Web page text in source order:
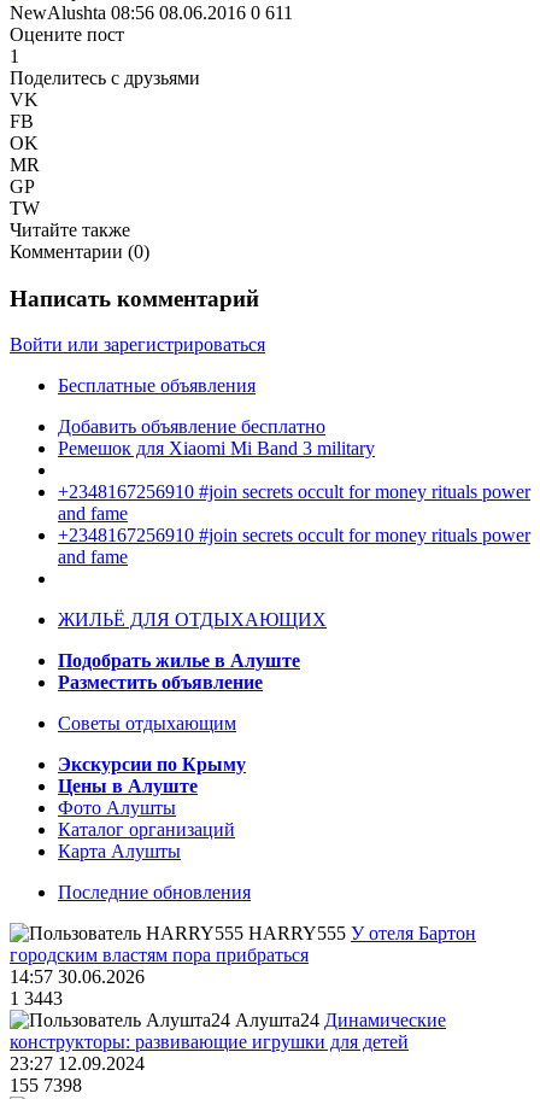
NewAlushta 08:56 08.06.2016 0 611
Оцените пост
1
Поделитесь с друзьями
VK
FB
OK
MR
GP
TW
Читайте также
Комментарии (0)
Написать комментарий
Войти или зарегистрироваться
Бесплатные объявления
Добавить объявление бесплатно
Ремешок для Xiaomi Mi Band 3 military
+2348167256910 #join secrets occult for money rituals power
and fame
+2348167256910 #join secrets occult for money rituals power
and fame
ЖИЛЬЁ ДЛЯ ОТДЫХАЮЩИХ
Подобрать жилье в Алуште
Разместить объявление
Советы отдыхающим
Экскурсии по Крыму
Цены в Алуште
Фото Алушты
Каталог организаций
Карта Алушты
Последние обновления
HARRY555 У отеля Бартон
городским властям пора прибраться
14:57 30.06.2026
1 3443
Алушта24 Динамические
конструкторы: развивающие игрушки для детей
23:27 12.09.2024
155 7398